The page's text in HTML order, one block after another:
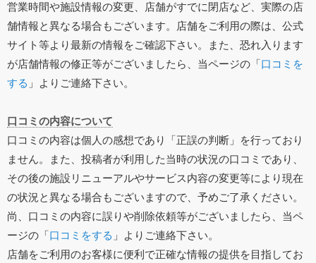
営業時間や施設情報の変更、店舗がすでに閉店など、実際の店
舗情報と異なる場合もございます。店舗をご利用の際は、公式
サイト等より最新の情報をご確認下さい。また、恐れ入ります
が店舗情報の修正等がございましたら、当ページの「口コミを
する 」よりご連絡下さい。
口コミの内容について
口コミの内容は個人の感想であり「正誤の判断」を行っており
ません。また、投稿者が利用した当時の状況の口コミであり、
その後の施設リニューアルやサービス内容の変更等により現在
の状況と異なる場合もございますので、予めご了承ください。
尚、口コミの内容に誤りや削除依頼等がございましたら、当ペ
ージの「口コミをする 」よりご連絡下さい。
店舗をご利用のお客様に便利で正確な情報の提供を目指してお